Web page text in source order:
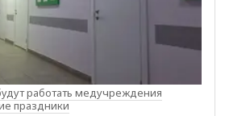
работать медучреждения
праздники